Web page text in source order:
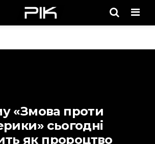
«Змова проти
сьогодні
як пророцтво